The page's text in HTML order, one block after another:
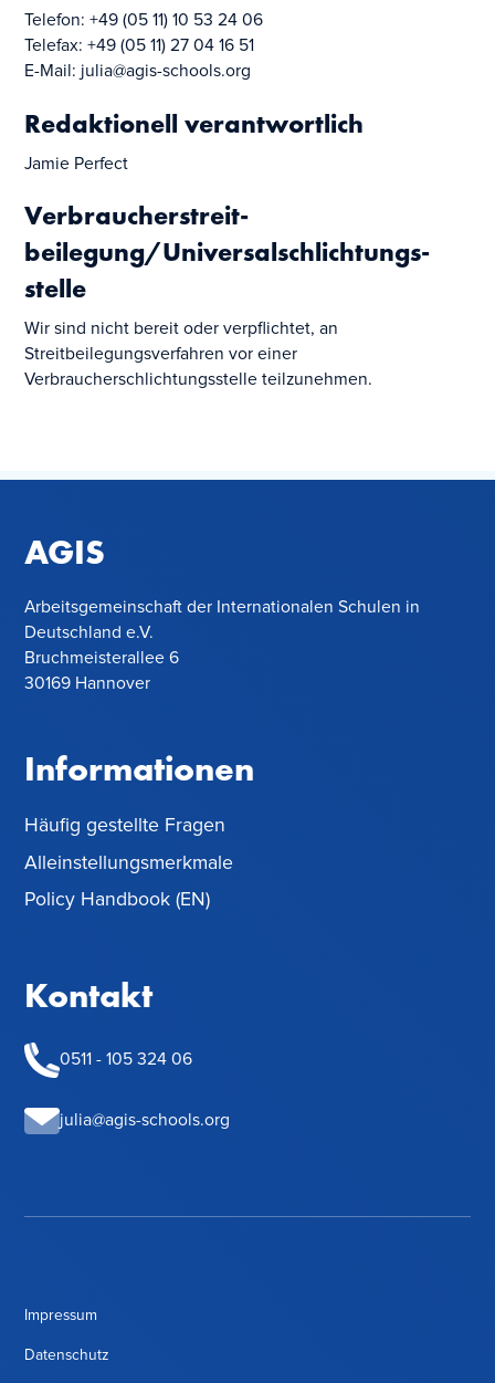
Telefon: +49 (05 11) 10 53 24 06
Telefax: +49 (05 11) 27 04 16 51
E-Mail: julia@agis-schools.org
Redaktionell verantwortlich
Jamie Perfect
Verbraucher­streit­
beilegung/Universal­schlichtungs­
stelle
Wir sind nicht bereit oder verpflichtet, an
Streitbeilegungsverfahren vor einer
Verbraucherschlichtungsstelle teilzunehmen.
AGIS
Arbeitsgemeinschaft der Internationalen Schulen in
Deutschland e.V.
Bruchmeisterallee 6
30169 Hannover
Informationen
Häufig gestellte Fragen
Alleinstellungsmerkmale
Policy Handbook (EN)
Kontakt
0511 - 105 324 06
julia@agis-schools.org
Impressum
Datenschutz